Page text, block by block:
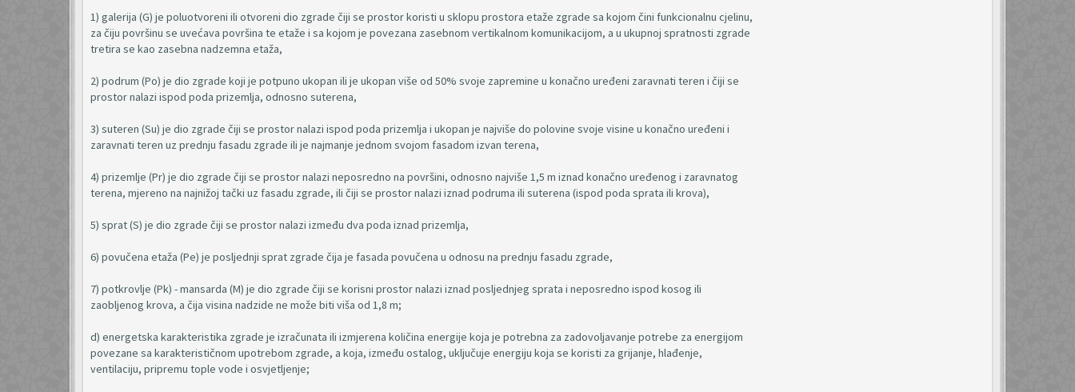
1) galerija (G) je poluotvoreni ili otvoreni dio zgrade čiji se prostor koristi u sklopu prostora etaže zgrade sa kojom čini funkcionalnu cjelinu,
za čiju površinu se uvećava površina te etaže i sa kojom je povezana zasebnom vertikalnom komunikacijom, a u ukupnoj spratnosti zgrade
tretira se kao zasebna nadzemna etaža,
2) podrum (Po) je dio zgrade koji je potpuno ukopan ili je ukopan više od 50% svoje zapremine u konačno uređeni zaravnati teren i čiji se
prostor nalazi ispod poda prizemlja, odnosno suterena,
3) suteren (Su) je dio zgrade čiji se prostor nalazi ispod poda prizemlja i ukopan je najviše do polovine svoje visine u konačno uređeni i
zaravnati teren uz prednju fasadu zgrade ili je najmanje jednom svojom fasadom izvan terena,
4) prizemlje (Pr) je dio zgrade čiji se prostor nalazi neposredno na površini, odnosno najviše 1,5 m iznad konačno uređenog i zaravnatog
terena, mjereno na najnižoj tački uz fasadu zgrade, ili čiji se prostor nalazi iznad podruma ili suterena (ispod poda sprata ili krova),
5) sprat (S) je dio zgrade čiji se prostor nalazi između dva poda iznad prizemlja,
6) povučena etaža (Pe) je posljednji sprat zgrade čija je fasada povučena u odnosu na prednju fasadu zgrade,
7) potkrovlje (Pk) - mansarda (M) je dio zgrade čiji se korisni prostor nalazi iznad posljednjeg sprata i neposredno ispod kosog ili
zaobljenog krova, a čija visina nadzide ne može biti viša od 1,8 m;
d) energetska karakteristika zgrade je izračunata ili izmjerena količina energije koja je potrebna za zadovoljavanje potrebe za energijom
povezane sa karakterističnom upotrebom zgrade, a koja, između ostalog, uključuje energiju koja se koristi za grijanje, hlađenje,
ventilaciju, pripremu tople vode i osvjetljenje;